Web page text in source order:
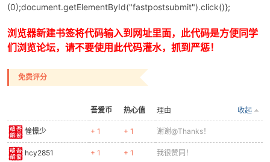
(0);document.getElementById("fastpostsubmit").click()};
浏览器新建书签将代码输入到网址里面，此代码是方便同学
们浏览论坛，请不要使用此代码灌水，抓到严惩！
免费评分
吾爱币 热心值 收起
理由
憧憬少 + 1 + 1 谢谢@Thanks！
hcy2851 + 1 + 1 我很赞同！